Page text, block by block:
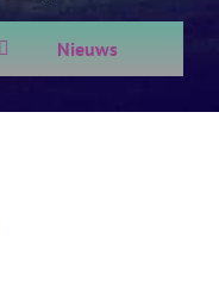
Nieuws